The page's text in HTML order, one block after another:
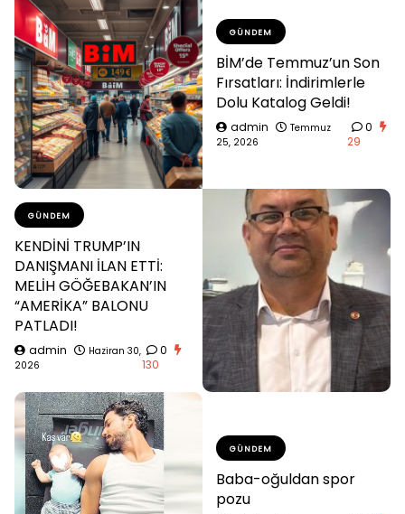
GÜNDEM
BİM’de Temmuz’un Son
Fırsatları: İndirimlerle
Dolu Katalog Geldi!
admin
Temmuz
25, 2026
0
29
GÜNDEM
KENDİNİ TRUMP’IN
DANIŞMANI İLAN ETTİ:
MELİH GÖĞEBAKAN’IN
“AMERİKA” BALONU
PATLADI!
admin
Haziran 30,
2026
0
130
GÜNDEM
Baba-oğuldan spor
pozu